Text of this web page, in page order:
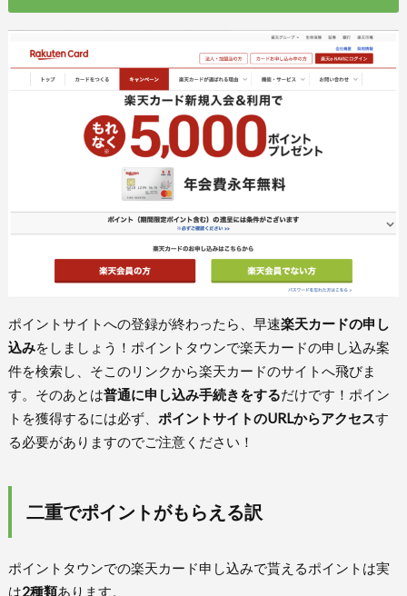
ポイントサイトへの登録が終わったら、早速楽天カードの申し
込みをしましょう！ポイントタウンで楽天カードの申し込み案
件を検索し、そこのリンクから楽天カードのサイトへ飛びま
す。そのあとは普通に申し込み手続きをするだけです！ポイン
トを獲得するには必ず、 ポイントサイトのURLからアクセスす
る必要がありますのでご注意ください！
二重でポイントがもらえる訳
ポイントタウンでの楽天カード申し込みで貰えるポイントは実
は2種類あります。